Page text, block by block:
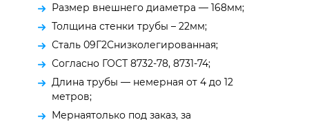
Размер внешнего диаметра — 168мм;
Толщина стенки трубы – 22мм;
Сталь 09Г2Снизколегированная;
Согласно ГОСТ 8732-78, 8731-74;
Длина трубы — немерная от 4 до 12
метров;
Мернаятолько под заказ, за